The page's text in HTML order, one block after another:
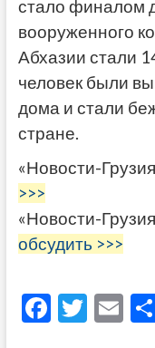
стало финалом
вооруженного
Абхазии стали
человек были
дома и стали
стране.
«Новости-
>>>
«Новости-
обсудить >>>
F T E